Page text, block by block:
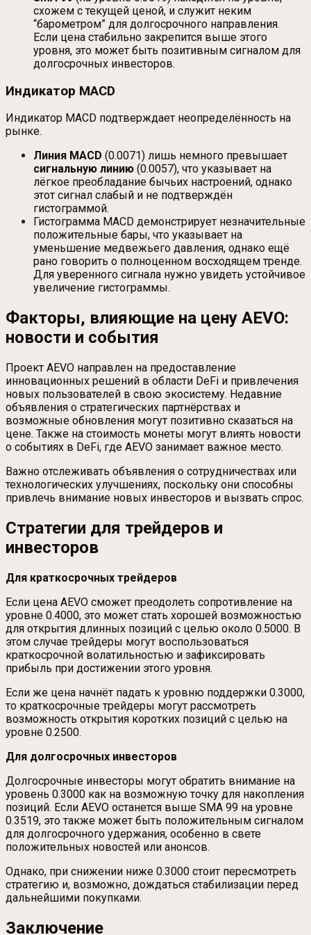
схожем с текущей ценой, и служит неким
“барометром” для долгосрочного направления.
Если цена стабильно закрепится выше этого
уровня, это может быть позитивным сигналом для
долгосрочных инвесторов.
Индикатор MACD
Индикатор MACD подтверждает неопределённость на
рынке.
Линия MACD (0.0071) лишь немного превышает
сигнальную линию (0.0057), что указывает на
лёгкое преобладание бычьих настроений, однако
этот сигнал слабый и не подтверждён
гистограммой.
Гистограмма MACD демонстрирует незначительные
положительные бары, что указывает на
уменьшение медвежьего давления, однако ещё
рано говорить о полноценном восходящем тренде.
Для уверенного сигнала нужно увидеть устойчивое
увеличение гистограммы.
Факторы, влияющие на цену AEVO:
новости и события
Проект AEVO направлен на предоставление
инновационных решений в области DeFi и привлечения
новых пользователей в свою экосистему. Недавние
объявления о стратегических партнёрствах и
возможные обновления могут позитивно сказаться на
цене. Также на стоимость монеты могут влиять новости
о событиях в DeFi, где AEVO занимает важное место.
Важно отслеживать объявления о сотрудничествах или
технологических улучшениях, поскольку они способны
привлечь внимание новых инвесторов и вызвать спрос.
Стратегии для трейдеров и
инвесторов
Для краткосрочных трейдеров
Если цена AEVO сможет преодолеть сопротивление на
уровне 0.4000, это может стать хорошей возможностью
для открытия длинных позиций с целью около 0.5000. В
этом случае трейдеры могут воспользоваться
краткосрочной волатильностью и зафиксировать
прибыль при достижении этого уровня.
Если же цена начнёт падать к уровню поддержки 0.3000,
то краткосрочные трейдеры могут рассмотреть
возможность открытия коротких позиций с целью на
уровне 0.2500.
Для долгосрочных инвесторов
Долгосрочные инвесторы могут обратить внимание на
уровень 0.3000 как на возможную точку для накопления
позиций. Если AEVO останется выше SMA 99 на уровне
0.3519, это также может быть положительным сигналом
для долгосрочного удержания, особенно в свете
положительных новостей или анонсов.
Однако, при снижении ниже 0.3000 стоит пересмотреть
стратегию и, возможно, дождаться стабилизации перед
дальнейшими покупками.
Заключение